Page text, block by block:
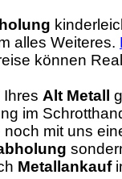
alles Weiteres.
können
Alt Metall
im
mit uns
Metallankauf